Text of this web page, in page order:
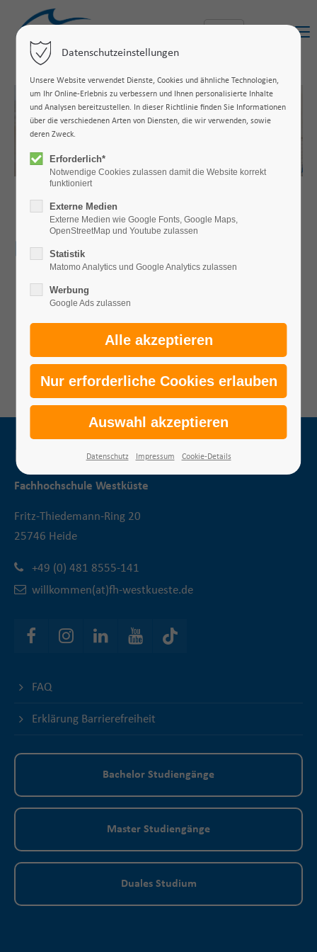
Deine Suche.
Suchen
Kontakt
Fachhochschule Westküste
Fritz-Thiedemann-Ring 20
25746 Heide
+49 (0) 481 8555-141
willkommen(at)fh-westkueste.de
FAQ
Erklärung Barrierefreiheit
Bachelor Studiengänge
Master Studiengänge
Duales Studium
Datenschutzeinstellungen
Unsere Website verwendet Dienste, Cookies und ähnliche Technologien,
um Ihr Online-Erlebnis zu verbessern und Ihnen personalisierte Inhalte
und Analysen bereitzustellen. In dieser Richtlinie finden Sie Informationen
über die verschiedenen Arten von Diensten, die wir verwenden, sowie
deren Zweck.
Erforderlich*
Notwendige Cookies zulassen damit die Website korrekt
funktioniert
Externe Medien
Externe Medien wie Google Fonts, Google Maps,
OpenStreetMap und Youtube zulassen
Statistik
Matomo Analytics und Google Analytics zulassen
Werbung
Google Ads zulassen
Datenschutz Impressum Cookie-Details